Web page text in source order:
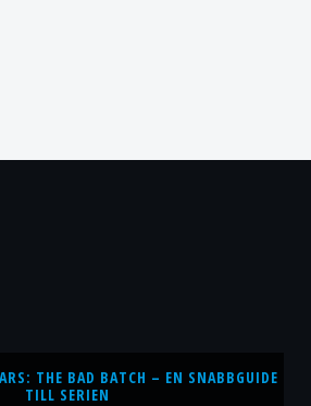
THE BAD BATCH – EN SNABBGUIDE
TILL SERIEN